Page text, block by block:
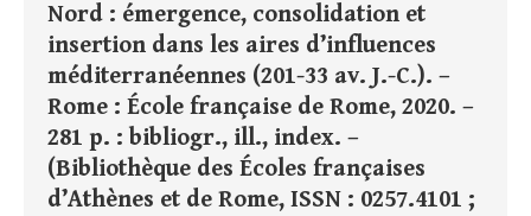
Nord : émergence, consolidation et
insertion dans les aires d’influences
méditerranéennes (201-33 av. J.-C.). –
Rome : École française de Rome, 2020. –
281 p. : bibliogr., ill., index. –
(Bibliothèque des Écoles françaises
d’Athènes et de Rome, ISSN : 0257.4101 ;